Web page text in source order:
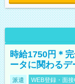
時給1750円＊
ータに関わるデ
派遣 WEB登録・面